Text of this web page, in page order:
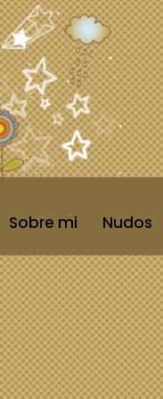
Sobre mi Nudos